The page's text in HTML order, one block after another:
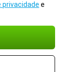
privacidade e